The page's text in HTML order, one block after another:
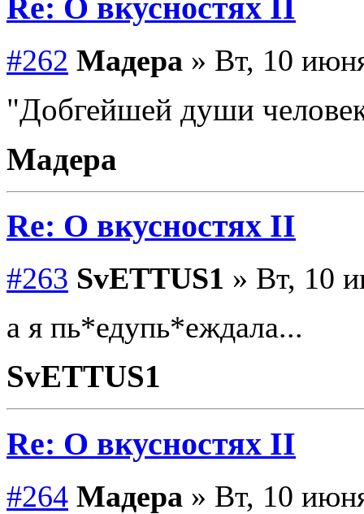
Re: О вкусностях II
#262 Мадера » Вт, 10
"Добгейшей души
Мадера
Re: О вкусностях II
#263 SvETTUS1 » Вт, 10
а я пь*едупь*еждала...
SvETTUS1
Re: О вкусностях II
#264 Мадера » Вт, 10